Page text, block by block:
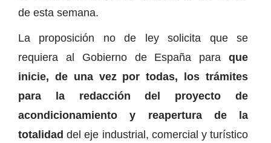
de esta semana.
La proposición no de ley solicita que se
requiera al Gobierno de España para que
inicie, de una vez por todas, los trámites
para la redacción del proyecto de
acondicionamiento y reapertura de la
totalidaddel eje industrial, comercial y turístico